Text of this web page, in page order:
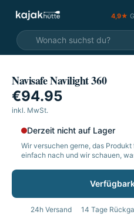
4,9★
Navisafe Navilight 360
€94.95
inkl. MwSt.
Derzeit nicht auf Lager
Wir versuchen gerne, das
einfach nach und wir schauen,
24h Versand 14 Tage